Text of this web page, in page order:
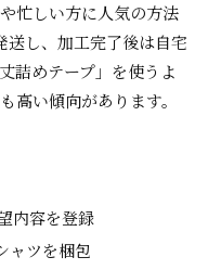
忙しい方に人気の方法
送し、加工完了後は自宅
詰めテープ」を使うよ
高い傾向があります。
内容を登録
ャツを梱包